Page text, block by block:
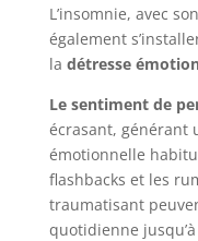
L’insomnie, avec
également
la détresse
Le sentiment de
écrasant, générant
émotionnelle
flashbacks et les
traumatisant
quotidienne